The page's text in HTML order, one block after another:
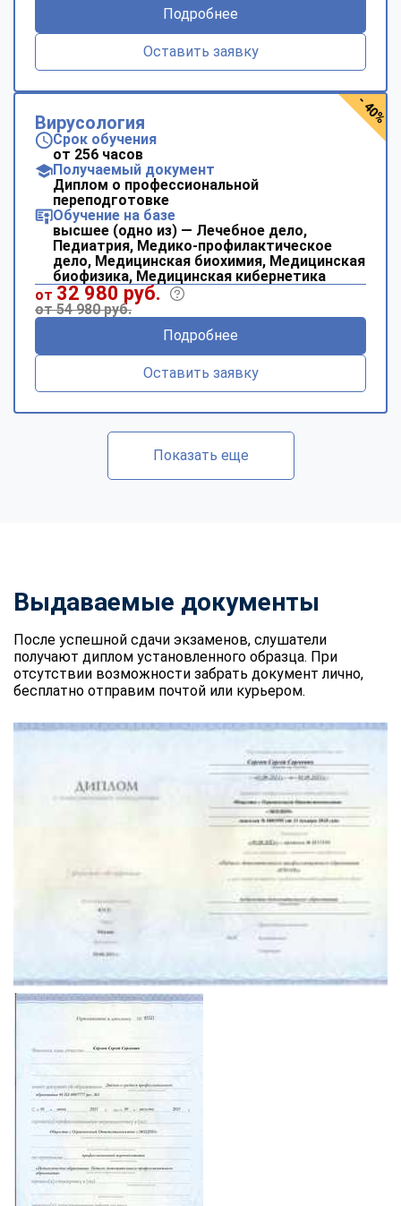
Подробнее
Оставить заявку
Вирусология
Срок обучения
от 256 часов
Получаемый документ
Диплом о профессиональной
переподготовке
Обучение на базе
высшее (одно из) — Лечебное дело,
Педиатрия, Медико-профилактическое
дело, Медицинская биохимия, Медицинская
биофизика, Медицинская кибернетика
от 32 980 руб.
от 54 980 руб.
Подробнее
Оставить заявку
- 40%
Показать еще
Выдаваемые документы
После успешной сдачи экзаменов, слушатели
получают диплом установленного образца. При
отсутствии возможности забрать документ лично,
бесплатно отправим почтой или курьером.